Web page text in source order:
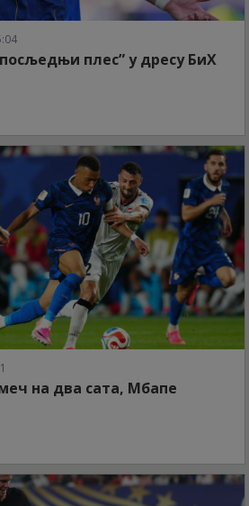
плес” у дресу БиХ
на два сата, Мбапе